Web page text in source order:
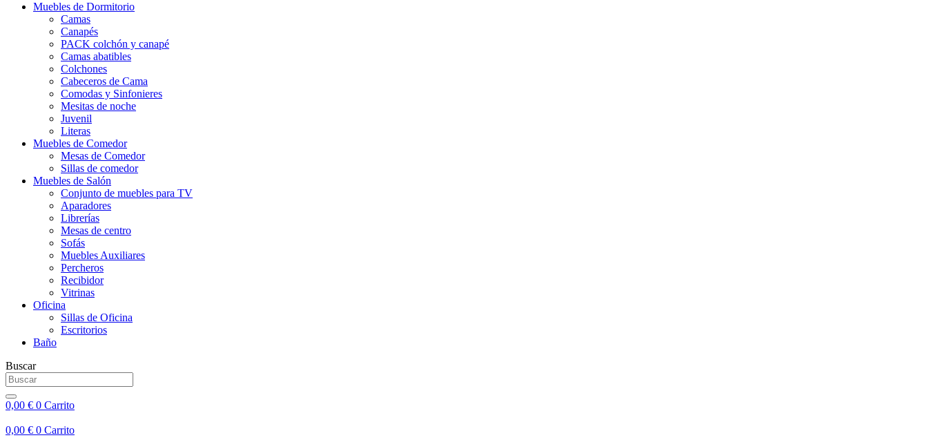
Muebles de Dormitorio
Camas
Canapés
PACK colchón y canapé
Camas abatibles
Colchones
Cabeceros de Cama
Comodas y Sinfonieres
Mesitas de noche
Juvenil
Literas
Muebles de Comedor
Mesas de Comedor
Sillas de comedor
Muebles de Salón
Conjunto de muebles para TV
Aparadores
Librerías
Mesas de centro
Sofás
Muebles Auxiliares
Percheros
Recibidor
Vitrinas
Oficina
Sillas de Oficina
Escritorios
Baño
Buscar
0,00 € 0 Carrito
0,00 € 0 Carrito